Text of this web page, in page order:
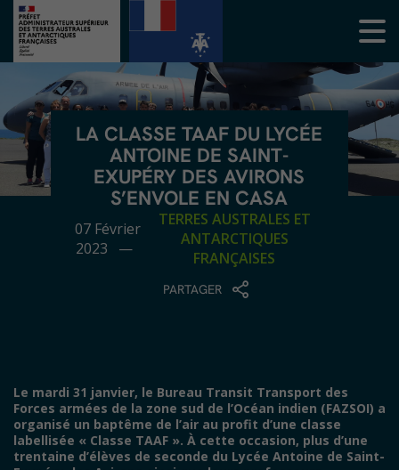
LA CLASSE TAAF DU LYCÉE
ANTOINE DE SAINT-
EXUPÉRY DES AVIRONS
S’ENVOLE EN CASA
07 Février
2023 —
TERRES AUSTRALES ET
ANTARCTIQUES
FRANÇAISES
PARTAGER
Le mardi 31 janvier, le Bureau Transit Transport des
Forces armées de la zone sud de l’Océan indien (FAZSOI) a
organisé un baptême de l’air au profit d’une classe
labellisée « Classe TAAF ». À cette occasion, plus d’une
trentaine d’élèves de seconde du Lycée Antoine de Saint-